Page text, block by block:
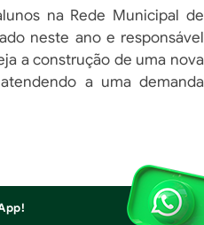
na Rede Municipal de
neste ano e responsável
a construção de uma nova
a uma demanda